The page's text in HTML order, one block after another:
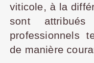
viticole, à la
sont attribués
professionnels
de manière